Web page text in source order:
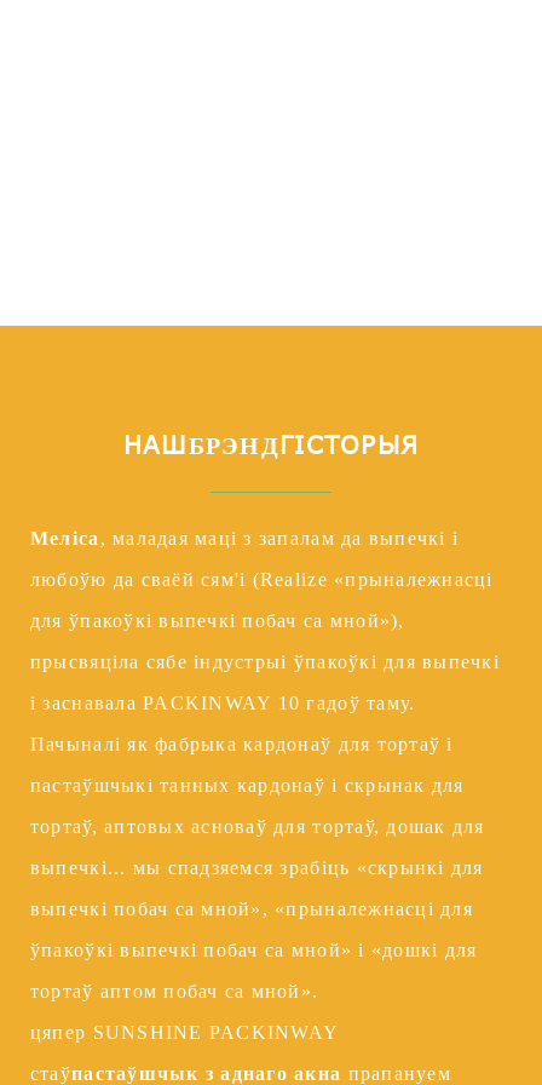
НАШБРЭНДГІСТОРЫЯ
Меліса , маладая маці з запалам да выпечкі і
любоўю да сваёй сям'і (Realize «прыналежнасці
для ўпакоўкі выпечкі побач са мной»),
прысвяціла сябе індустрыі ўпакоўкі для выпечкі
і заснавала PACKINWAY 10 гадоў таму.
Пачыналі як фабрыка кардонаў для тортаў і
пастаўшчыкі танных кардонаў і скрынак для
тортаў, аптовых асноваў для тортаў, дошак для
выпечкі... мы спадзяемся зрабіць «скрынкі для
выпечкі побач са мной», «прыналежнасці для
ўпакоўкі выпечкі побач са мной» і «дошкі для
тортаў аптом побач са мной».
цяпер SUNSHINE PACKINWAY
стаўпастаўшчык з аднаго акна прапануем